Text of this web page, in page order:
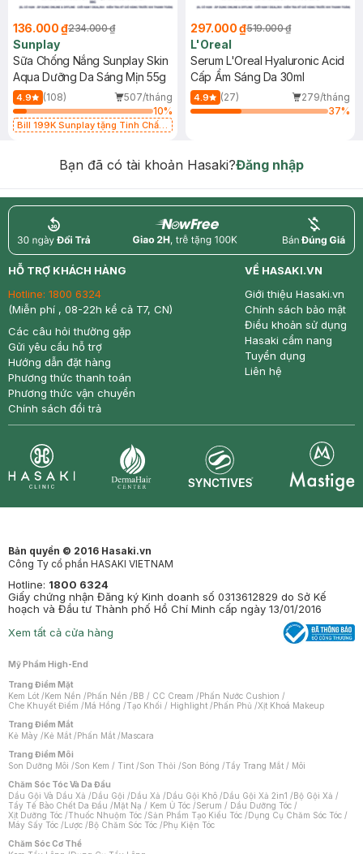
136.000 ₫234.000 ₫
Sunplay
Sữa Chống Nắng Sunplay Skin
Aqua Dưỡng Da Sáng Mịn 55g
4.9 (108)
507/tháng
10%
Bill 199K Sunplay tặng Tinh Chất
297.000 ₫519.000 ₫
L'Oreal
Serum L'Oreal Hyaluronic Acid
Cấp Ẩm Sáng Da 30ml
4.9 (27)
279/tháng
37%
Bạn đã có tài khoản Hasaki?Đăng nhập
return nowfree price
HỖ TRỢ KHÁCH HÀNG
Hotline: 1800 6324
(Miễn phí , 08-22h kể cả T7, CN)
Các câu hỏi thường gặp
Gửi yêu cầu hỗ trợ
Hướng dẫn đặt hàng
Phương thức thanh toán
Phương thức vận chuyển
Chính sách đổi trả
VỀ HASAKI.VN
Giới thiệu Hasaki.vn
Chính sách bảo mật
Điều khoản sử dụng
Hasaki cẩm nang
Tuyển dụng
Liên hệ
Bản quyền © 2016 Hasaki.vn
Công Ty cổ phần HASAKI VIETNAM
Hotline: 1800 6324
Giấy chứng nhận Đăng ký Kinh doanh số 0313612829 do Sở Kế
hoạch và Đầu tư Thành phố Hồ Chí Minh cấp ngày 13/01/2016
Xem tất cả cửa hàng
Mỹ Phẩm High-End
Trang Điểm Mặt
Kem Lót /Kem Nền /Phấn Nền /BB / CC Cream /Phấn Nước Cushion /
Che Khuyết Điểm /Má Hồng /Tạo Khối / Highlight /Phấn Phủ /Xịt Khoá Makeup
Trang Điểm Mắt
Kẻ Mày /Kẻ Mắt /Phấn Mắt /Mascara
Trang Điểm Môi
Son Dưỡng Môi /Son Kem / Tint /Son Thỏi /Son Bóng /Tẩy Trang Mắt / Môi
Chăm Sóc Tóc Và Da Đầu
Dầu Gội Và Dầu Xả /Dầu Gội /Dầu Xả /Dầu Gội Khô /Dầu Gội Xả 2in1 /Bộ Gội Xả /
Tẩy Tế Bào Chết Da Đầu /Mặt Nạ / Kem Ủ Tóc /Serum / Dầu Dưỡng Tóc /
Xịt Dưỡng Tóc /Thuốc Nhuộm Tóc /Sản Phẩm Tạo Kiểu Tóc /Dụng Cụ Chăm Sóc Tóc /
Máy Sấy Tóc /Lược /Bộ Chăm Sóc Tóc /Phụ Kiện Tóc
Chăm Sóc Cơ Thể